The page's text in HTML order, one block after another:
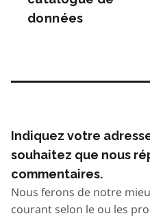
données
Indiquez votre
souhaitez que nous
commentaires.
Nous ferons de notre
courant selon le ou les